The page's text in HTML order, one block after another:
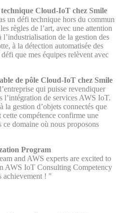
Cloud-IoT chez Smile
un défi technique hors du commun
règles de l’art, avec une attention
de la gestion des
à la détection automatisée des
que mes équipes relèvent avec
de pôle Cloud-IoT chez Smile
qui puisse revendiquer
l’intégration de services AWS IoT.
la gestion d’objets connectés que
compétence confirme une
domaine où nous proposons
Program
and AWS experts are excited to
AWS IoT Consulting Competency
achievement ! "